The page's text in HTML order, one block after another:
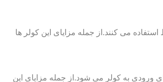
کردن محیط استفاده می کنند.از جمله مزایای این کولر ها
به کولر می شود.از جمله مزایای این